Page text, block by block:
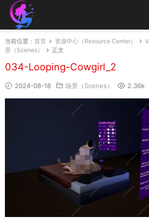
当前位置： 首页 资源中心（Resource Center）
景（Scenes）
正文
034-Looping-Cowgirl_2
2024-08-18 场景（Scenes） 2.36k